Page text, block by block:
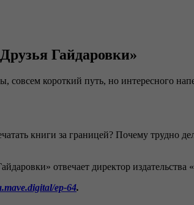
Гайдаровки»
совсем короткий путь, но интересного
книги за границей? Почему
отвечает директор издательства
ep-64.